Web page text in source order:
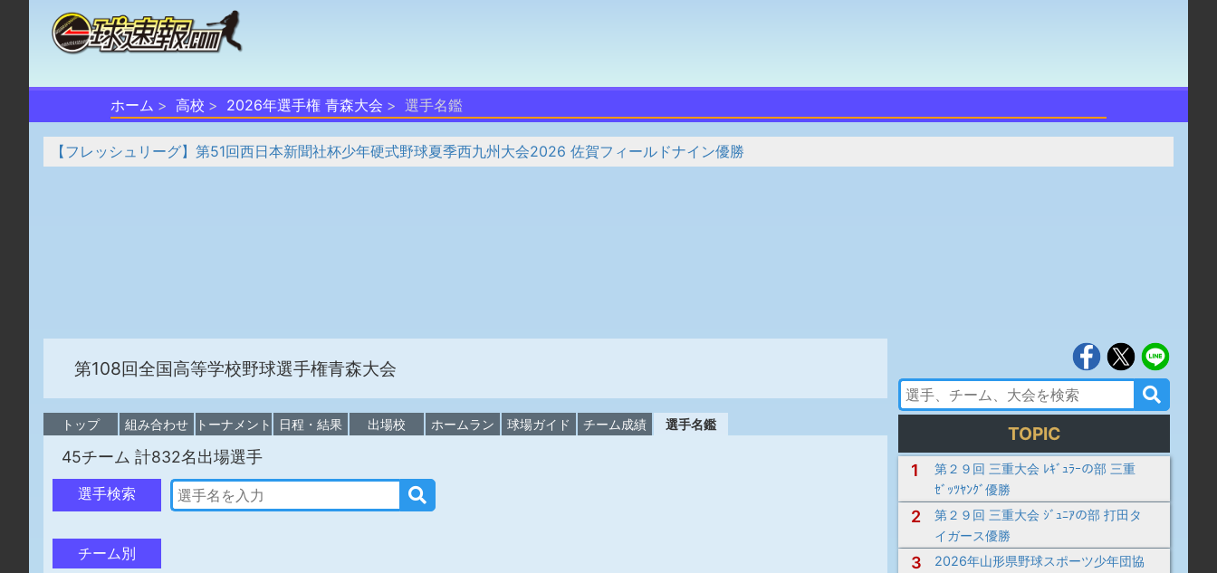
ホーム 高校 2026年選手権 青森大会 選手名鑑
【フレッシュリーグ】第51回西日本新聞社杯少年硬式野球夏季西九州大会2026 佐賀フィールドナイン優勝
第108回全国高等学校野球選手権青森大会
トップ 組み合わせ トーナメント 日程・結果 出場校 ホームラン 球場ガイド チーム成績 選手名鑑
45チーム 計832名出場選手
選手検索
チーム別
TOPIC
1
第２９回 三重大会 ﾚｷﾞｭﾗｰの部 三重
ｾﾞｯﾂﾔﾝｸﾞ優勝
2
第２９回 三重大会 ｼﾞｭﾆｱの部 打田タ
イガース優勝
3
2026年山形県野球スポーツ少年団協